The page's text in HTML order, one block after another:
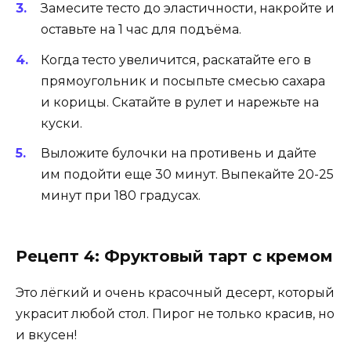
Замесите тесто до эластичности, накройте и
оставьте на 1 час для подъёма.
Когда тесто увеличится, раскатайте его в
прямоугольник и посыпьте смесью сахара
и корицы. Скатайте в рулет и нарежьте на
куски.
Выложите булочки на противень и дайте
им подойти еще 30 минут. Выпекайте 20-25
минут при 180 градусах.
Рецепт 4: Фруктовый тарт с кремом
Это лёгкий и очень красочный десерт, который
украсит любой стол. Пирог не только красив, но
и вкусен!